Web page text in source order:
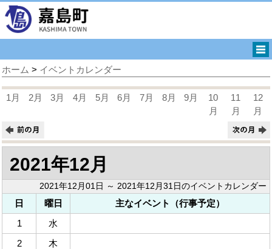
ホーム > イベントカレンダー
1月 2月 3月 4月 5月 6月 7月 8月 9月
10
月
11
月
12
月
2021年12月
2021年12月01日 ～ 2021年12月31日のイベントカレンダー
日 曜日
主なイベント（行事予定）
1
水
2
木